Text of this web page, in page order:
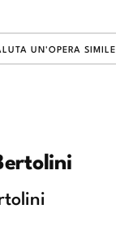
UN'OPERA SIMILE